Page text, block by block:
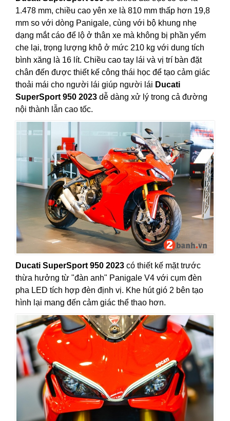
1.478 mm, chiều cao yên xe là 810 mm thấp hơn 19,8
mm so với dòng Panigale, cùng với bộ khung nhẹ
dạng mắt cáo để lộ ở thân xe mà không bị phần yếm
che lại, trọng lượng khô ở mức 210 kg với dung tích
bình xăng là 16 lít. Chiều cao tay lái và vị trí bàn đặt
chân đến được thiết kế công thái học để tạo cảm giác
thoải mái cho người lái giúp người lái Ducati
SuperSport 950 2023 dễ dàng xử lý trong cả đường
nội thành lẫn cao tốc.
Ducati SuperSport 950 2023 có thiết kế mặt trước
thừa hưởng từ "đàn anh" Panigale V4 với cụm đèn
pha LED tích hợp đèn định vị. Khe hút gió 2 bên tạo
hình lại mang đến cảm giác thể thao hơn.